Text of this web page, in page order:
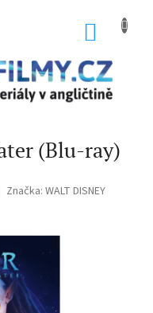
(Blu-ray)
Značka: WALT DISNEY